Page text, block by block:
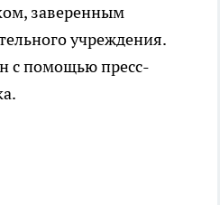
заверенным
учреждения.
с помощью пресс-